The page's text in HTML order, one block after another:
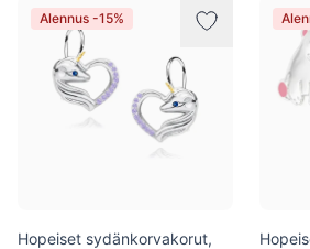
Alennus -15%
Hopeiset sydänkorvakorut,